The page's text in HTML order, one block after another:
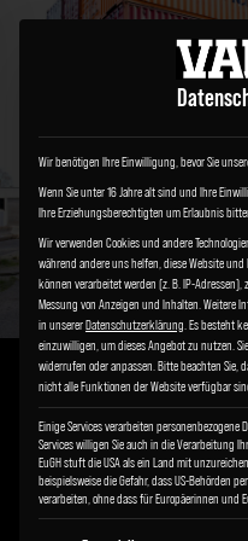
Wir benötigen Ihre Einwilligung, bevor Sie
Wenn Sie unter 16 Jahre alt sind und Ihre
Ihre Erziehungsberechtigten um Erlaubnis
Wir verwenden Cookies und andere
während andere uns helfen, diese Website
können verarbeitet werden (z. B. IP-
Messung von Anzeigen und Inhalten.Weitere
in unsererDatenschutzerklärung.Es besteht
einzuwilligen, um dieses Angebot zu nutzen.
widerrufen oder anpassen.Bitte beachten Sie,
nicht alle Funktionen der Website verfügbar
Einige Services verarbeiten
Services willigen Sie auch in die Verarbeitung
EuGH stuft die USA als ein Land mit
beispielsweise die Gefahr, dass US-Behörden
verarbeiten, ohne dass für Europäerinnen und